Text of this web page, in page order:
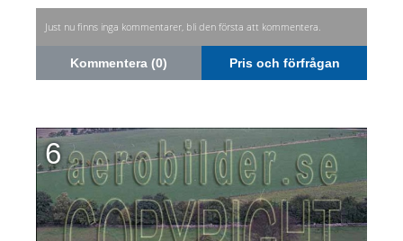
Just nu finns inga kommentarer, bli den första att kommentera.
Kommentera (0) Pris och förfrågan
6